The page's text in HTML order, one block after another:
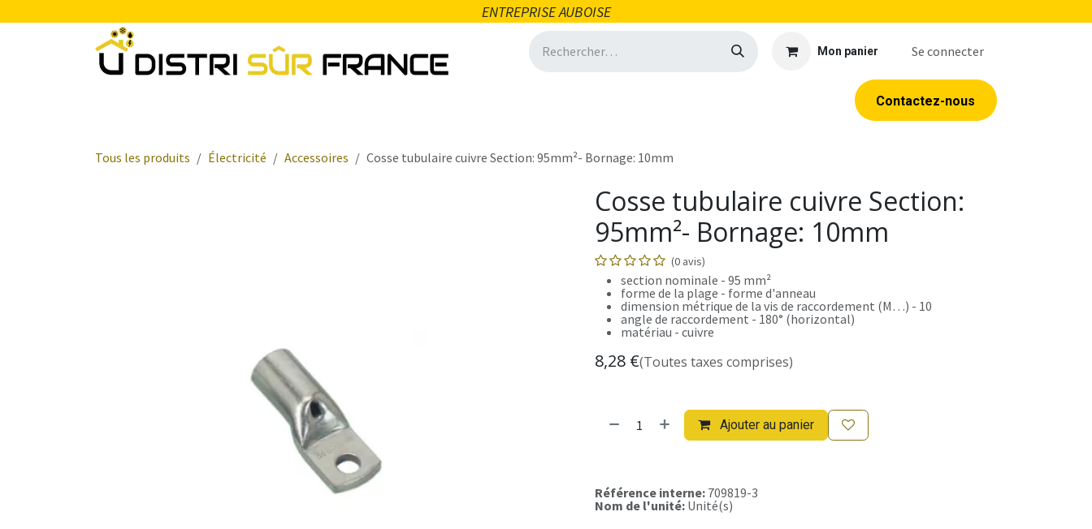
ENTREPRISE AUBOISE
Mon panier Se connecter
Outillage Formations
Contacte​​​​z​​​​​​​​-​​nous
Tous les produits Électricité Accessoires Cosse tubulaire cuivre Section: 95mm²- Bornage: 10mm
Cosse tubulaire cuivre Section:
95mm²- Bornage: 10mm
(0 avis)
section nominale - 95 mm²
forme de la plage - forme d'anneau
dimension métrique de la vis de raccordement (M…) - 10
angle de raccordement - 180° (horizontal)
matériau - cuivre
8,28 €(Toutes taxes comprises)
Ajouter au panier
Référence interne: 709819-3
Nom de l'unité: Unité(s)